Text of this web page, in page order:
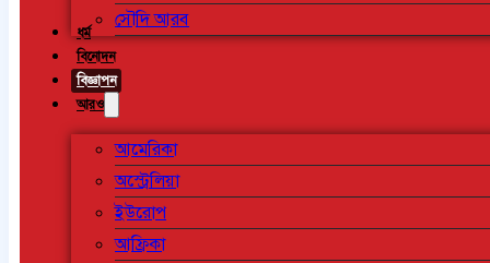
সৌদি আরব
ধর্ম
বিনোদন
বিজ্ঞাপন
আরও
আমেরিকা
অস্ট্রেলিয়া
ইউরোপ
আফ্রিকা